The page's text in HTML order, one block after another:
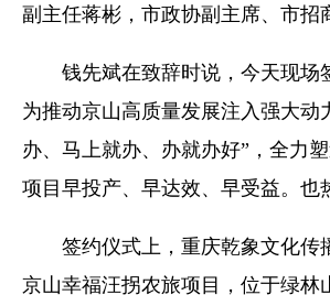
副主任蒋彬，市政协副主席、市
钱先斌在致辞时说，今天现场签
为推动京山高质量发展注入强大动
办、马上就办、办就办好”，全力
项目早投产、早达效、早受益。
签约仪式上，重庆乾象文化传播
京山幸福汪拐农旅项目，位于绿